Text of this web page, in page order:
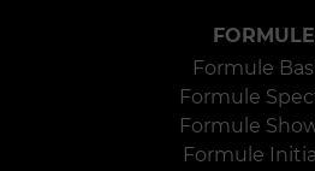
Formule
Formule
Formule
Formule